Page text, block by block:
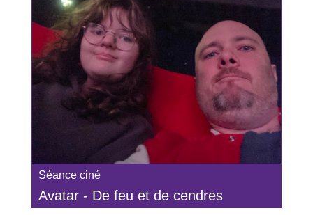
Séance ciné
Avatar - De feu et de cendres